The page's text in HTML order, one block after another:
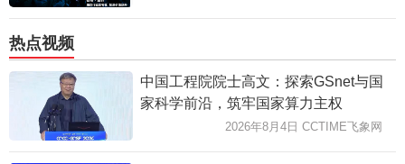
热点视频
中国工程院院士高文：探索GSnet与国
家科学前沿，筑牢国家算力主权
2026年8月4日 CCTIME飞象网